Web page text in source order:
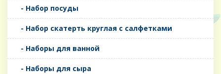
- Набор посуды
- Набор скатерть круглая с салфетками
- Наборы для ванной
- Наборы для сыра